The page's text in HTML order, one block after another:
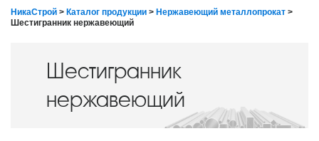
НикаСтрой > Каталог продукции > Нержавеющий металлопрокат >
Шестигранник нержавеющий
Шестигранник
нержавеющий